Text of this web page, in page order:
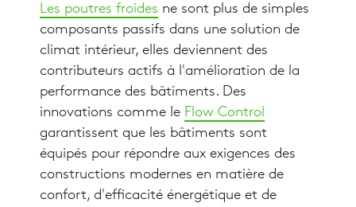
Les poutres froides ne sont plus de simples
composants passifs dans une solution de
climat intérieur, elles deviennent des
contributeurs actifs à l'amélioration de la
performance des bâtiments. Des
innovations comme le Flow Control
garantissent que les bâtiments sont
équipés pour répondre aux exigences des
constructions modernes en matière de
confort, d'efficacité énergétique et de